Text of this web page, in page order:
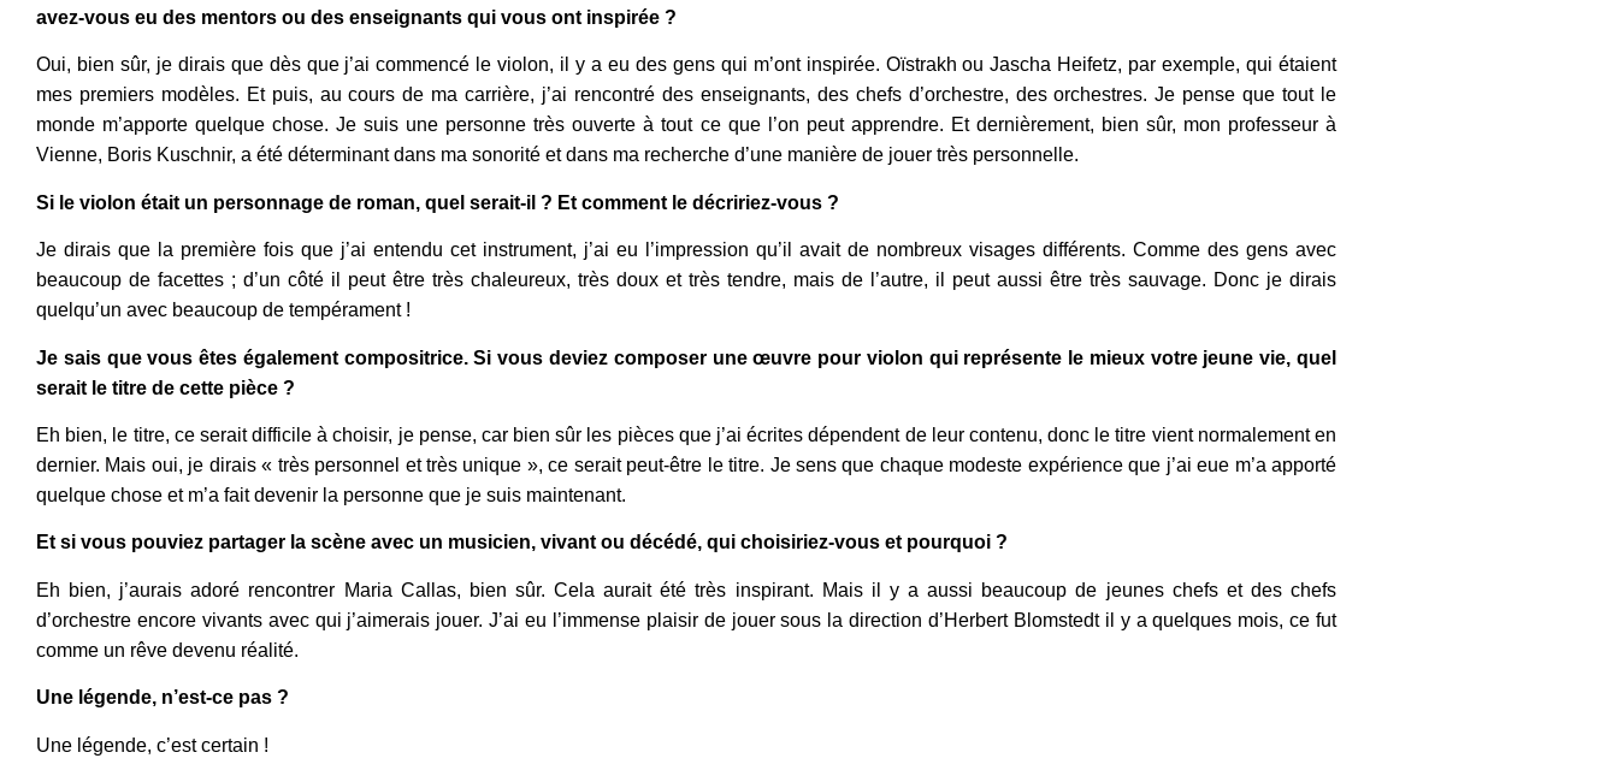
avez-vous eu des mentors ou des enseignants qui vous ont inspirée ?
Oui, bien sûr, je dirais que dès que j’ai commencé le violon, il y a eu des gens qui m’ont inspirée. Oïstrakh ou Jascha Heifetz, par exemple, qui étaient
mes premiers modèles. Et puis, au cours de ma carrière, j’ai rencontré des enseignants, des chefs d’orchestre, des orchestres. Je pense que tout le
monde m’apporte quelque chose. Je suis une personne très ouverte à tout ce que l’on peut apprendre. Et dernièrement, bien sûr, mon professeur à
Vienne, Boris Kuschnir, a été déterminant dans ma sonorité et dans ma recherche d’une manière de jouer très personnelle.
Si le violon était un personnage de roman, quel serait-il ? Et comment le décririez-vous ?
Je dirais que la première fois que j’ai entendu cet instrument, j’ai eu l’impression qu’il avait de nombreux visages différents. Comme des gens avec
beaucoup de facettes ; d’un côté il peut être très chaleureux, très doux et très tendre, mais de l’autre, il peut aussi être très sauvage. Donc je dirais
quelqu’un avec beaucoup de tempérament !
Je sais que vous êtes également compositrice. Si vous deviez composer une œuvre pour violon qui représente le mieux votre jeune vie, quel
serait le titre de cette pièce ?
Eh bien, le titre, ce serait difficile à choisir, je pense, car bien sûr les pièces que j’ai écrites dépendent de leur contenu, donc le titre vient normalement en
dernier. Mais oui, je dirais « très personnel et très unique », ce serait peut-être le titre. Je sens que chaque modeste expérience que j’ai eue m’a apporté
quelque chose et m’a fait devenir la personne que je suis maintenant.
Et si vous pouviez partager la scène avec un musicien, vivant ou décédé, qui choisiriez-vous et pourquoi ?
Eh bien, j’aurais adoré rencontrer Maria Callas, bien sûr. Cela aurait été très inspirant. Mais il y a aussi beaucoup de jeunes chefs et des chefs
d’orchestre encore vivants avec qui j’aimerais jouer. J’ai eu l’immense plaisir de jouer sous la direction d’Herbert Blomstedt il y a quelques mois, ce fut
comme un rêve devenu réalité.
Une légende, n’est-ce pas ?
Une légende, c’est certain !